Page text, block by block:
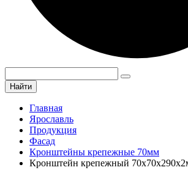
Найти
Главная
Ярославль
Продукция
Фасад
Кронштейны крепежные 70мм
Кронштейн крепежный